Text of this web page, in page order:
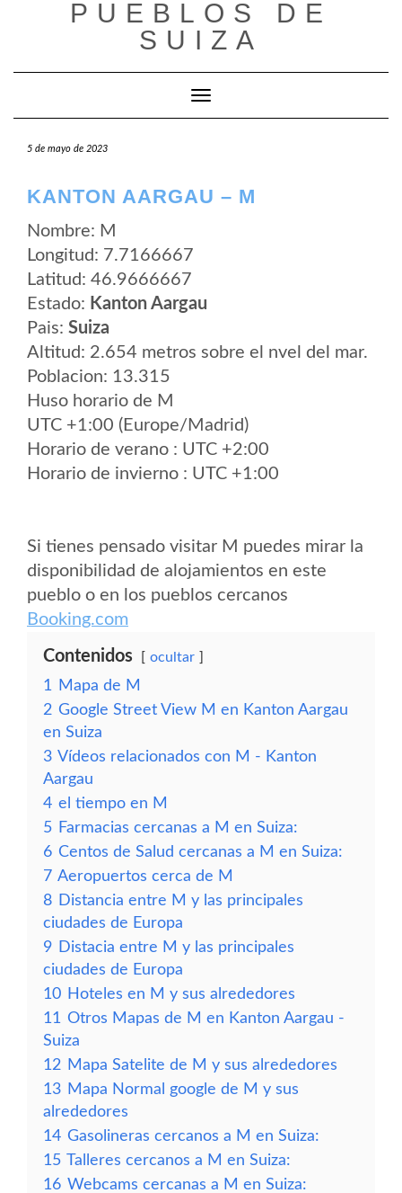
PUEBLOS DE
SUIZA
Cambiar modo de navegación
5 de mayo de 2023
KANTON AARGAU – M
Nombre: M
Longitud: 7.7166667
Latitud: 46.9666667
Estado: Kanton Aargau
Pais: Suiza
Altitud: 2.654 metros sobre el nvel del mar.
Poblacion: 13.315
Huso horario de M
UTC +1:00 (Europe/Madrid)
Horario de verano : UTC +2:00
Horario de invierno : UTC +1:00
Si tienes pensado visitar M puedes mirar la
disponibilidad de alojamientos en este
pueblo o en los pueblos cercanos
Booking.com
Contenidos ocultar
1
Mapa de M
2 Google Street View M en Kanton Aargau
en Suiza
3 Vídeos relacionados con M - Kanton
Aargau
4 el tiempo en M
5 Farmacias cercanas a M en Suiza:
6 Centos de Salud cercanas a M en Suiza:
7 Aeropuertos cerca de M
8 Distancia entre M y las principales
ciudades de Europa
9 Distacia entre M y las principales
ciudades de Europa
10 Hoteles en M y sus alrededores
11 Otros Mapas de M en Kanton Aargau -
Suiza
12 Mapa Satelite de M y sus alrededores
13 Mapa Normal google de M y sus
alrededores
14 Gasolineras cercanos a M en Suiza:
15 Talleres cercanos a M en Suiza:
16 Webcams cercanas a M en Suiza: